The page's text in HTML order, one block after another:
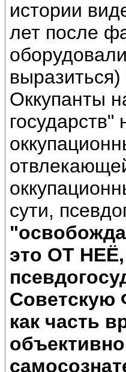
истории
лет после
Оккупанты
сути,
это ОТ
Советскую
как часть